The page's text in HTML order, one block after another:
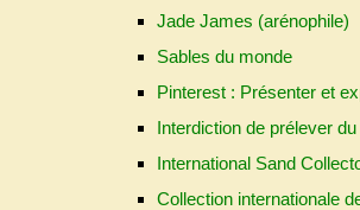
Jade James (arénophile)
Sables du monde
Pinterest : Présenter et
Interdiction de prélever
International Sand
Collection internationale